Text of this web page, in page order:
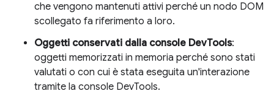
che vengono mantenuti attivi perché un nodo DOM
scollegato fa riferimento a loro.
Oggetti conservati dalla console DevTools:
oggetti memorizzati in memoria perché sono stati
valutati o con cui è stata eseguita un'interazione
tramite la console DevTools.